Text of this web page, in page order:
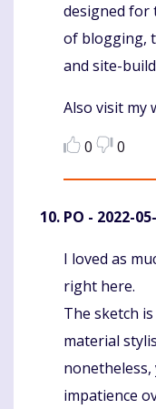
designed for
of blogging,
and site-
Also visit my
0
0
PO - 2022-
Komentaras
I loved as
right here.
The sketch
material
impatience